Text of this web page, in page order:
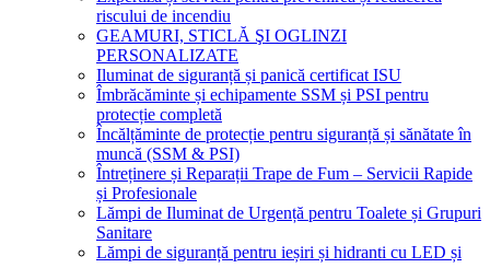
riscului de incendiu
GEAMURI, STICLĂ ŞI OGLINZI
PERSONALIZATE
Iluminat de siguranță și panică certificat ISU
Îmbrăcăminte și echipamente SSM și PSI pentru
protecție completă
Încălțăminte de protecție pentru siguranță și sănătate în
muncă (SSM & PSI)
Întreținere și Reparații Trape de Fum – Servicii Rapide
și Profesionale
Lămpi de Iluminat de Urgență pentru Toalete și Grupuri
Sanitare
Lămpi de siguranță pentru ieșiri și hidranti cu LED și